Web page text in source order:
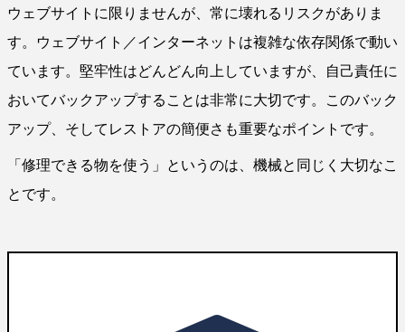
ウェブサイトに限りませんが、常に壊れるリスクがありま
す。ウェブサイト／インターネットは複雑な依存関係で動い
ています。堅牢性はどんどん向上していますが、自己責任に
おいてバックアップすることは非常に大切です。このバック
アップ、そしてレストアの簡便さも重要なポイントです。
「修理できる物を使う」というのは、機械と同じく大切なこ
とです。